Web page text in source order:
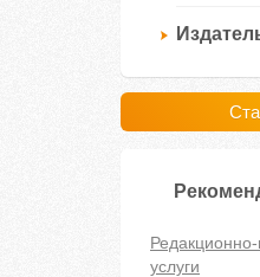
Редакционно-
услуги